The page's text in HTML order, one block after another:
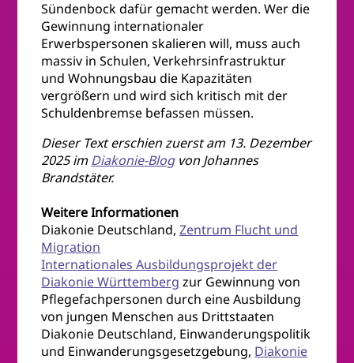
Sündenbock dafür gemacht werden. Wer die
Gewinnung internationaler
Erwerbspersonen skalieren will, muss auch
massiv in Schulen, Verkehrsinfrastruktur
und Wohnungsbau die Kapazitäten
vergrößern und wird sich kritisch mit der
Schuldenbremse befassen müssen.
Dieser Text erschien zuerst am 13. Dezember
2025 imDiakonie-Blogvon Johannes
Brandstäter.
Weitere Informationen
Diakonie Deutschland,Zentrum Flucht und
Migration
Internationales Ausbildungsprojekt der
Diakonie Württemberg zur Gewinnung von
Pflegefachpersonen durch eine Ausbildung
von jungen Menschen aus Drittstaaten
Diakonie Deutschland, Einwanderungspolitik
und Einwanderungsgesetzgebung, Diakonie